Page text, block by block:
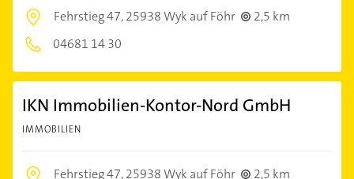
Fehrstieg 47,25938 Wyk auf Föhr
2,5 km
04681 14 30
IKN Immobilien-Kontor-Nord GmbH
IMMOBILIEN
Fehrstieg 47,25938 Wyk auf Föhr
2,5 km